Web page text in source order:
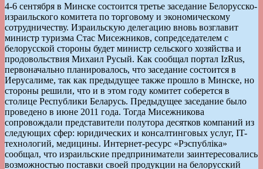
4-6 сентября в Минске состоится третье заседание Белорусско-
израильского комитета по торговому и экономическому
сотрудничеству. Израильскую делегацию вновь возглавит
министр туризма Стас Мисежников, сопредседателем с
белорусской стороны будет министр сельского хозяйства и
продовольствия Михаил Русый. Как сообщал портал IzRus,
первоначально планировалось, что заседание состоится в
Иерусалиме, так как предыдущее также прошло в Минске, но
стороны решили, что и в этом году комитет соберется в
столице Республики Беларусь. Предыдущее заседание было
проведено в июне 2011 года. Тогда Мисежникова
сопровождали представители полутора десятков компаний из
следующих сфер: юридических и консалтинговых услуг, IT-
технологий, медицины. Интернет-ресурс «Рэспублiка»
сообщал, что израильские предприниматели заинтересовались
возможностью поставки своей продукции на белорусский